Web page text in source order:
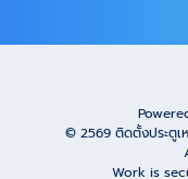
© 2569 ติดตั้งประตู
Work is